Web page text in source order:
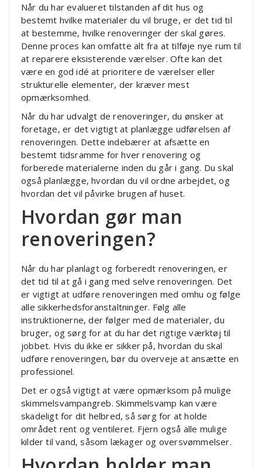
Når du har evalueret tilstanden af dit hus og
bestemt hvilke materialer du vil bruge, er det tid til
at bestemme, hvilke renoveringer der skal gøres.
Denne proces kan omfatte alt fra at tilføje nye rum til
at reparere eksisterende værelser. Ofte kan det
være en god idé at prioritere de værelser eller
strukturelle elementer, der kræver mest
opmærksomhed.
Når du har udvalgt de renoveringer, du ønsker at
foretage, er det vigtigt at planlægge udførelsen af
renoveringen. Dette indebærer at afsætte en
bestemt tidsramme for hver renovering og
forberede materialerne inden du går i gang. Du skal
også planlægge, hvordan du vil ordne arbejdet, og
hvordan det vil påvirke brugen af huset.
Hvordan gør man
renoveringen?
Når du har planlagt og forberedt renoveringen, er
det tid til at gå i gang med selve renoveringen. Det
er vigtigt at udføre renoveringen med omhu og følge
alle sikkerhedsforanstaltninger. Følg alle
instruktionerne, der følger med de materialer, du
bruger, og sørg for at du har det rigtige værktøj til
jobbet. Hvis du ikke er sikker på, hvordan du skal
udføre renoveringen, bør du overveje at ansætte en
professionel.
Det er også vigtigt at være opmærksom på mulige
skimmelsvampangreb. Skimmelsvamp kan være
skadeligt for dit helbred, så sørg for at holde
området rent og ventileret. Fjern også alle mulige
kilder til vand, såsom lækager og oversvømmelser.